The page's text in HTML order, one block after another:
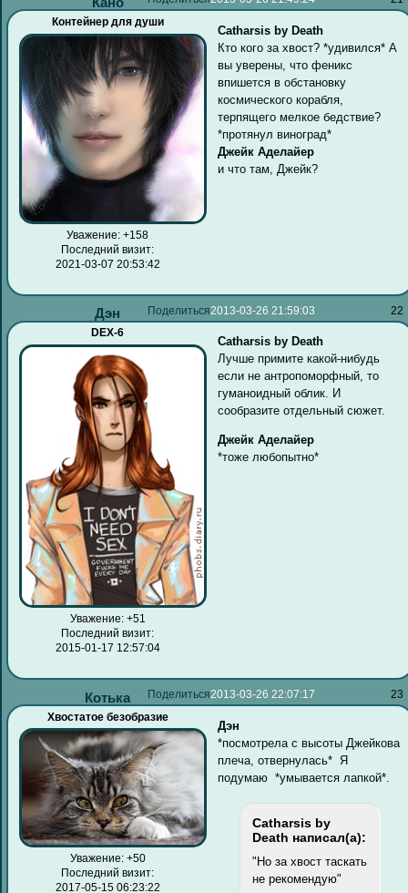
Контейнер для души
Уважение: +158
Последний визит:
2021-03-07 20:53:42
Catharsis by Death
Кто кого за хвост? *удивился* А
вы уверены, что феникс
впишется в обстановку
космического корабля,
терпящего мелкое бедствие?
*протянул виноград*
Джейк Аделайер
и что там, Джейк?
Поделиться 22
2013-03-26 21:59:03
Дэн
DEX-6
Уважение: +51
Последний визит:
2015-01-17 12:57:04
Catharsis by Death
Лучше примите какой-нибудь
если не антропоморфный, то
гуманоидный облик. И
сообразите отдельный сюжет.
Джейк Аделайер
*тоже любопытно*
Поделиться 23
2013-03-26 22:07:17
Котька
Хвостатое безобразие
Уважение: +50
Последний визит:
2017-05-15 06:23:22
Дэн
*посмотрела с высоты Джейкова
плеча, отвернулась* Я
подумаю *умывается лапкой*.
Catharsis by
Death написал(а):
"Но за хвост таскать
не рекомендую"